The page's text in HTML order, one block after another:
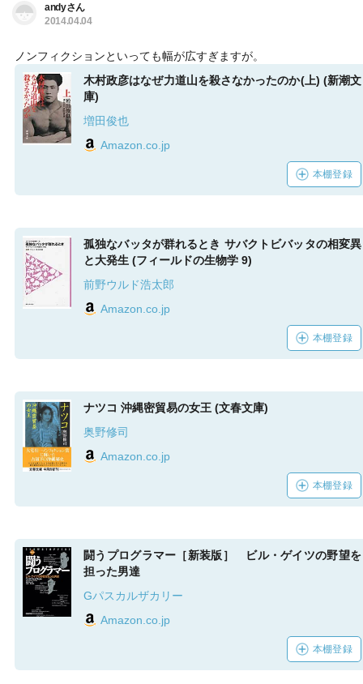
andyさん
2014.04.04
ノンフィクションといっても幅が広すぎますが。
木村政彦はなぜ力道山を殺さなかったのか(上) (新潮文
庫)
増田俊也
Amazon.co.jp
本棚登録
孤独なバッタが群れるとき サバクトビバッタの相変異
と大発生 (フィールドの生物学 9)
前野ウルド浩太郎
Amazon.co.jp
本棚登録
ナツコ 沖縄密貿易の女王 (文春文庫)
奥野修司
Amazon.co.jp
本棚登録
闘うプログラマー［新装版］ ビル・ゲイツの野望を
担った男達
Gパスカルザカリー
Amazon.co.jp
本棚登録